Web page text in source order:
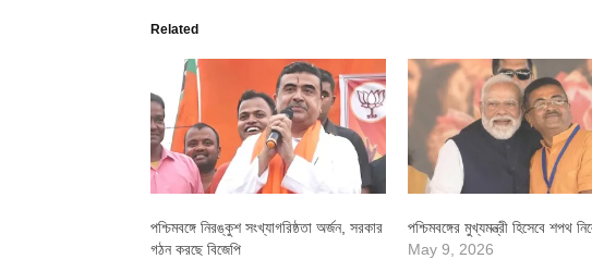
Related
পশ্চিমবঙ্গে নিরঙ্কুশ সংখ্যাগরিষ্ঠতা অর্জন, সরকার
গঠন করছে বিজেপি
পশ্চিমবঙ্গের মুখ্যমন্ত্রী হিসেবে শপথ
May 9, 2026